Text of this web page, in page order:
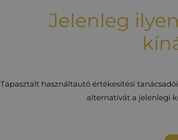
Jelenleg
Tapasztalt használtautó értékesítési
alternatívát a jelenlegi